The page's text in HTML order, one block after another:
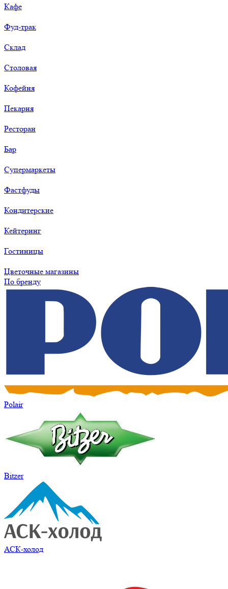
Кафе
Фуд-трак
Склад
Столовая
Кофейня
Пекарня
Ресторан
Бар
Супермаркеты
Фастфуды
Кондитерские
Кейтеринг
Гостиницы
Цветочные магазины
По бренду
Polair
Bitzer
АСК-холод